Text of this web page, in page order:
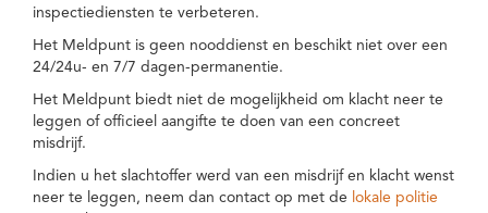
inspectiediensten te verbeteren.
Het Meldpunt is geen nooddienst en beschikt niet over een
24/24u- en 7/7 dagen-permanentie.
Het Meldpunt biedt niet de mogelijkheid om klacht neer te
leggen of officieel aangifte te doen van een concreet
misdrijf.
Indien u het slachtoffer werd van een misdrijf en klacht wenst
neer te leggen, neem dan contact op met de lokale politie